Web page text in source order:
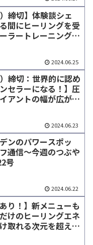
締切】体験談シェ
間にヒーリングを受
ラートレーニングコ
2024.06.25
締切：世界的に認め
セラーになる！】圧
アントの幅が広が
2024.06.23
ンのパワースポッ
通信～今週のつぶや
号
2024.06.22
り！】新メニューも
けのヒーリングエネ
取れる次元を超えた